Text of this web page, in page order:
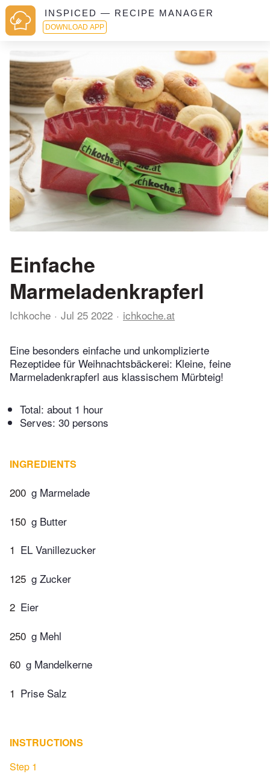
INSPICED — RECIPE MANAGER
DOWNLOAD APP
Einfache
Marmeladenkrapferl
Ichkoche Jul 25 2022 ichkoche.at
Eine besonders einfache und unkomplizierte
Rezeptidee für Weihnachtsbäckerei: Kleine, feine
Marmeladenkrapferl aus klassischem Mürbteig!
Total: about 1 hour
Serves: 30 persons
INGREDIENTS
200 g Marmelade
150 g Butter
1 EL Vanillezucker
125 g Zucker
2 Eier
250 g Mehl
60 g Mandelkerne
1 Prise Salz
INSTRUCTIONS
Step 1